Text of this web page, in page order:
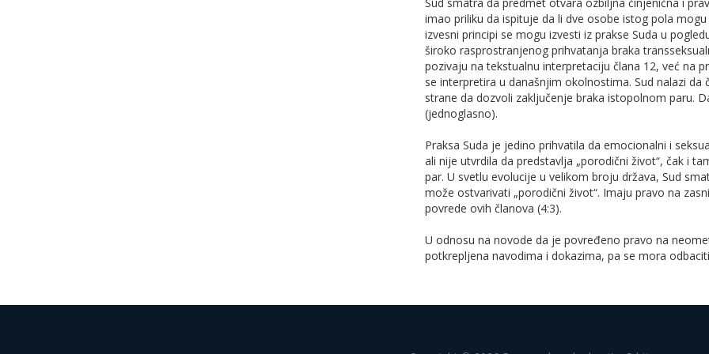
imao priliku da ispituje da li dve osobe istog pola
izvesni principi se mogu izvesti iz prakse Suda u
široko rasprostranjenog prihvatanja braka
pozivaju na tekstualnu interpretaciju člana 12, već na
se interpretira u današnjim okolnostima. Sud nalazi
strane da dozvoli zaključenje braka istopolnom paru.
(jednoglasno).
Praksa Suda je jedino prihvatila da emocionalni i
ali nije utvrdila da predstavlja „porodični život“, čak i
par. U svetlu evolucije u velikom broju država, Sud
može ostvarivati „porodični život“. Imaju pravo na
povrede ovih članova (4:3).
U odnosu na novode da je povređeno pravo na
potkrepljena navodima i dokazima, pa se mora